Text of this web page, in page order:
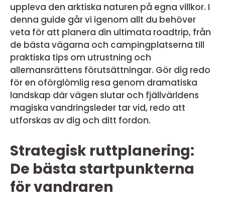
uppleva den arktiska naturen på egna villkor. I
denna guide går vi igenom allt du behöver
veta för att planera din ultimata roadtrip, från
de bästa vägarna och campingplatserna till
praktiska tips om utrustning och
allemansrättens förutsättningar. Gör dig redo
för en oförglömlig resa genom dramatiska
landskap där vägen slutar och fjällvärldens
magiska vandringsleder tar vid, redo att
utforskas av dig och ditt fordon.
Strategisk ruttplanering:
De bästa startpunkterna
för vandraren